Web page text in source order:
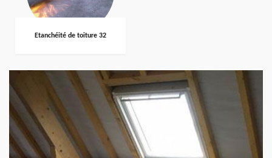
Etanchéité de toiture 32